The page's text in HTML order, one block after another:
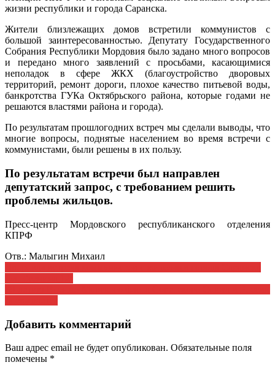
жизни республики и города Саранска.
Жители близлежащих домов встретили коммунистов с
большой заинтересованностью. Депутату Государственного
Собрания Республики Мордовия было задано много вопросов
и передано много заявлений с просьбами, касающимися
неполадок в сфере ЖКХ (благоустройство дворовых
территорий, ремонт дороги, плохое качество питьевой воды,
банкротства ГУКа Октябрьского района, которые годами не
решаются властями района и города).
По результатам прошлогодних встреч мы сделали выводы, что
многие вопросы, поднятые населением во время встречи с
коммунистами, были решены в их пользу.
По результатам встречи был направлен
депутатский запрос, с требованием решить
проблемы жильцов.
Пресс-центр Мордовского республиканского отделения
КПРФ
Отв.: Малыгин Михаил
Навигация
по
записям
Добавить комментарий
Ваш адрес email не будет опубликован. Обязательные поля
помечены *